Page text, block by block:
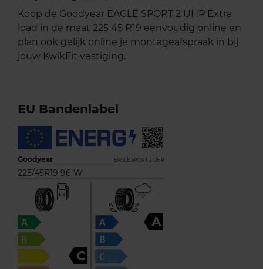
Koop de Goodyear EAGLE SPORT 2 UHP Extra
load in de maat 225 45 R19 eenvoudig online en
plan ook gelijk online je montageafspraak in bij
jouw KwikFit vestiging.
EU Bandenlabel
Goodyear EAGLE SPORT 2 UHP
225/45R19 96 W
C
A